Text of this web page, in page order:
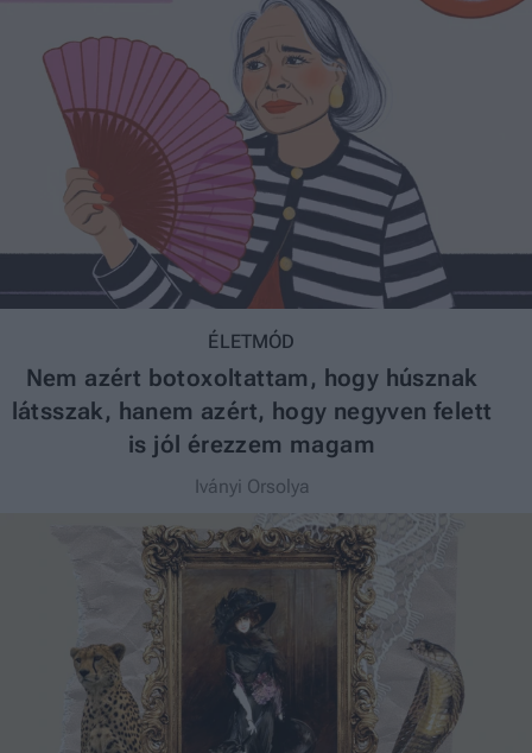
ÉLETMÓD
Nem azért botoxoltattam, hogy húsznak
látsszak, hanem azért, hogy negyven felett
is jól érezzem magam
Iványi Orsolya